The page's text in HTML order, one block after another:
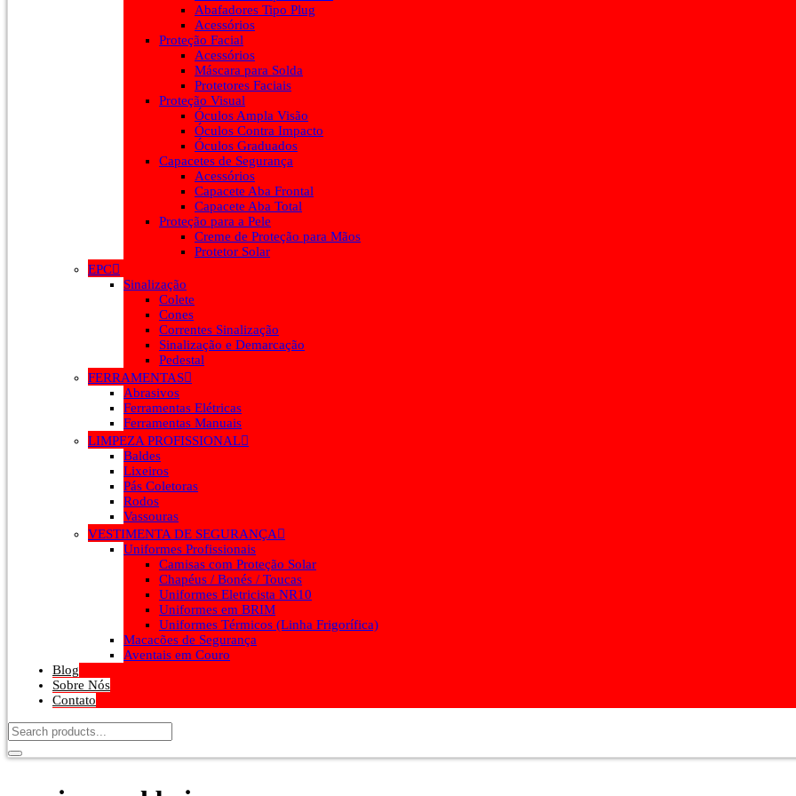
Abafadores Tipo Plug
Acessórios
Proteção Facial
Acessórios
Máscara para Solda
Protetores Faciais
Proteção Visual
Óculos Ampla Visão
Óculos Contra Impacto
Óculos Graduados
Capacetes de Segurança
Acessórios
Capacete Aba Frontal
Capacete Aba Total
Proteção para a Pele
Creme de Proteção para Mãos
Protetor Solar
EPC
Sinalização
Colete
Cones
Correntes Sinalização
Sinalização e Demarcação
Pedestal
FERRAMENTAS
Abrasivos
Ferramentas Elétricas
Ferramentas Manuais
LIMPEZA PROFISSIONAL
Baldes
Lixeiros
Pás Coletoras
Rodos
Vassouras
VESTIMENTA DE SEGURANÇA
Uniformes Profissionais
Camisas com Proteção Solar
Chapéus / Bonés / Toucas
Uniformes Eletricista NR10
Uniformes em BRIM
Uniformes Térmicos (Linha Frigorífica)
Macacões de Segurança
Aventais em Couro
Blog
Sobre Nós
Contato